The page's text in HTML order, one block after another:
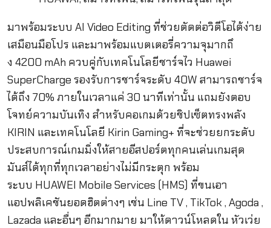
มาพร้อมระบบ AI Video Editing ที่ช่วยตัดต่อวิดีโอได้ง่าย
เสมือนมือโปร และมาพร้อมแบตเตอรี่ความจุมากถึ
ง 4200 mAh ควบคู่กับเทคโนโลยีชาร์จไว Huawei
SuperCharge รองรับการชาร์จระดับ 40W สามารถชาร์จ
ได้ถึง 70% ภายในเวลาแค่ 30 นาทีเท่านั้น แถมยังตอบ
โจทย์ความบันเทิง สำหรับคอเกมด้วยชิปเซ็ตทรงพลัง
KIRIN และเทคโนโลยี Kirin Gaming+ ที่จะช่วยยกระดับ
ประสบการณ์เกมมิ่งให้สายอีสปอร์ตทุกคนเล่นเกมสุด
มันส์ได้ทุกที่ทุกเวลาอย่างไม่มีกระตุก พร้อม
ระบบ HUAWEI Mobile Services (HMS) ที่ขนเอา
แอปพลิเคชันยอดฮิตต่างๆ เช่น Line TV , TikTok , Agoda ,
Lazada และอื่นๆ อีกมากมาย มาให้ดาวน์โหลดใน หัวเว่ย